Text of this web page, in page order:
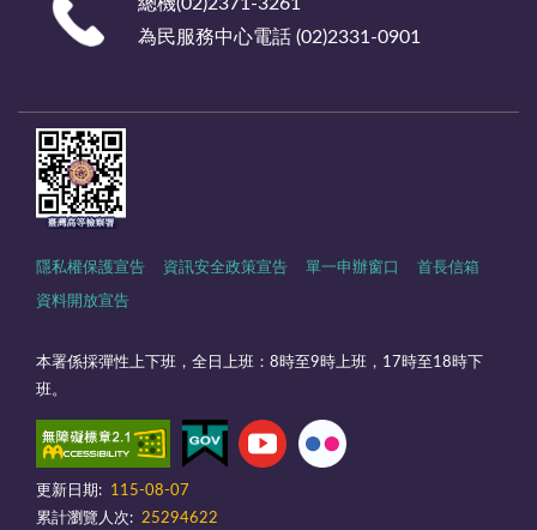
為民服務中心電話 (02)2331-0901
隱私權保護宣告 資訊安全政策宣告 單一申辦窗口 首長信箱
資料開放宣告
本署係採彈性上下班，全日上班：8時至9時上班，17時至18時下
班。
更新日期:
115-08-07
累計瀏覽人次: 25294622